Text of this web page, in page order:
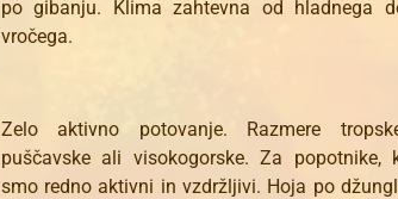
po gibanju. Klima zahtevna od hladnega
vročega.
Zelo aktivno potovanje. Razmere
puščavske ali visokogorske. Za popotnike,
smo redno aktivni in vzdržljivi. Hoja po